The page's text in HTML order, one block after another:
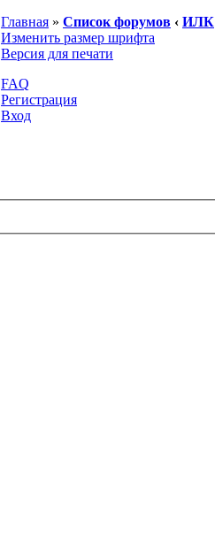
Главная » Список форумов ‹ ИЛК
Изменить размер шрифта
Версия для печати
FAQ
Регистрация
Вход